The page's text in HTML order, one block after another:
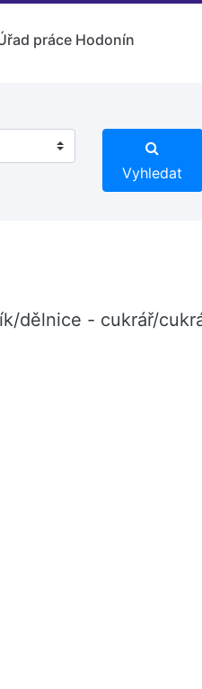
práce Hodonín
Vyhledat
dělnice - cukrář/